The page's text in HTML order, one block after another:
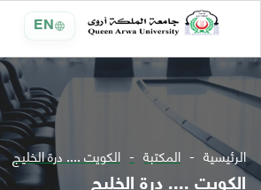
EN
الرئيسية المكتبة الكويت .... درة الخليج
الكويت .... درة الخليج